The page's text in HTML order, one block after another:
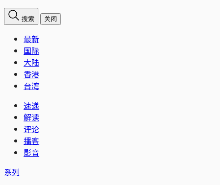
搜索 关闭
最新
国际
大陆
香港
台湾
速递
解读
评论
播客
影音
系列